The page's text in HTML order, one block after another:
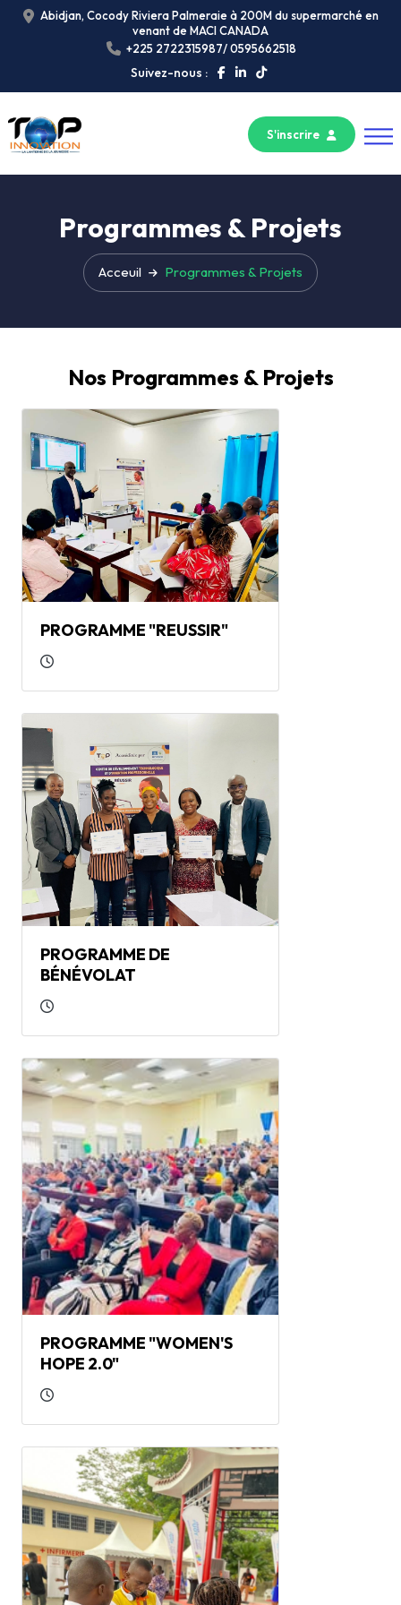
Abidjan, Cocody Riviera Palmeraie à 200M du supermarché en
venant de MACI CANADA
+225 2722315987/ 0595662518
Suivez-nous :
S'inscrire
Programmes & Projets
Acceuil Programmes & Projets
Nos Programmes & Projets
PROGRAMME "REUSSIR"
PROGRAMME DE
BÉNÉVOLAT
PROGRAMME "WOMEN'S
HOPE 2.0"